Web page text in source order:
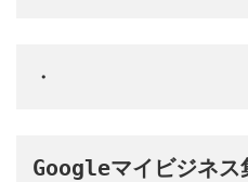
・
Googleマイビジネ